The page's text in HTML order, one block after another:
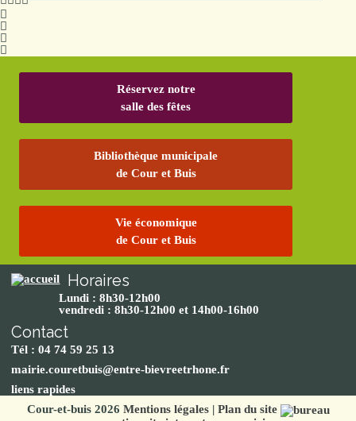
Réservez notre
salle des fêtes
Bibliothèque municipale
de Cour et Buis
Vie économique
de Cour et Buis
Horaires
Lundi : 8h30-12h00
vendredi : 8h30-12h00 et 14h00-16h00
Contact
Tél : 04 74 59 25 13
mairie.couretbuis@entre-bievreetrhone.fr
liens rapides
Cour-et-buis 2026 Mentions légales| Plan du site